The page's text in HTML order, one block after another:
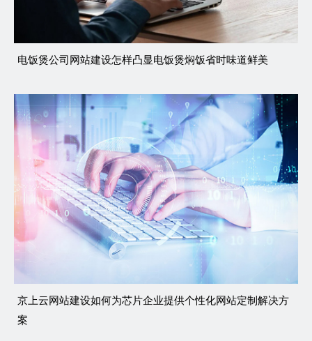
电饭煲公司网站建设怎样凸显电饭煲焖饭省时味道鲜美
京上云网站建设如何为芯片企业提供个性化网站定制解决方
案